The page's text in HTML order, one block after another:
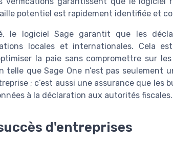
potentiel est rapidement identifiée et
le logiciel Sage garantit que les
locales et internationales. Cela
la paie sans compromettre sur
telle que Sage One n’est pas seulement
; c’est aussi une assurance que les
à la déclaration aux autorités fiscales.
d'entreprises